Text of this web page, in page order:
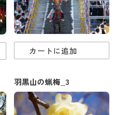
カートに追加
羽黒山の蝋梅_3
お問い合わせ